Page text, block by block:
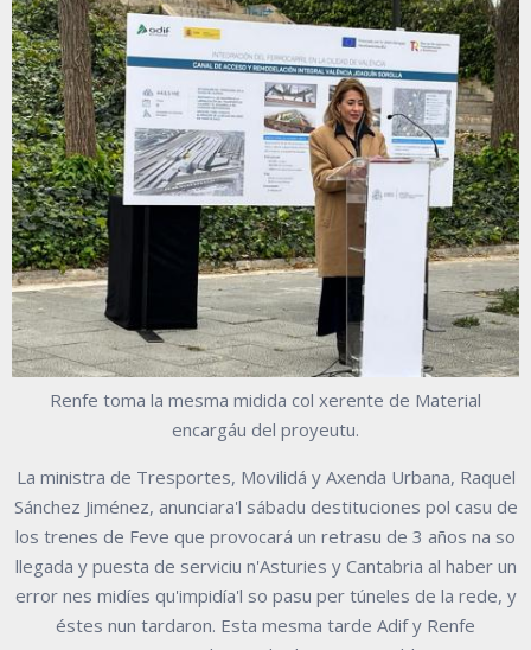
Renfe toma la mesma midida col xerente de Material
encargáu del proyeutu.
La ministra de Tresportes, Movilidá y Axenda Urbana, Raquel
Sánchez Jiménez, anunciara'l sábadu destituciones pol casu de
los trenes de Feve que provocará un retrasu de 3 años na so
llegada y puesta de serviciu n'Asturies y Cantabria al haber un
error nes midíes qu'impidía'l so pasu per túneles de la rede, y
éstes nun tardaron. Esta mesma tarde Adif y Renfe